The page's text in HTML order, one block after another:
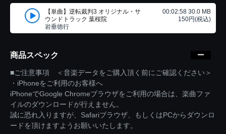
【単曲】逆転裁判3 オリジナル・サ
ウンドトラック 葉桜院
岩垂徳行
00:02:58 30.0 MB
150円(税込)
商品スペック
■ご注意事項 ＜音楽データをご購入頂く前にご確認ください＞
・iPhoneをご利用のお客様へ
iPhoneでGoogle Chromeブラウザをご利用の場合は、楽曲ファ
イルのダウンロードが行えません。
誠に恐れ入りますが、Safariブラウザ、もしくはPCからダウンロ
ードを頂けますようお願いいたします。